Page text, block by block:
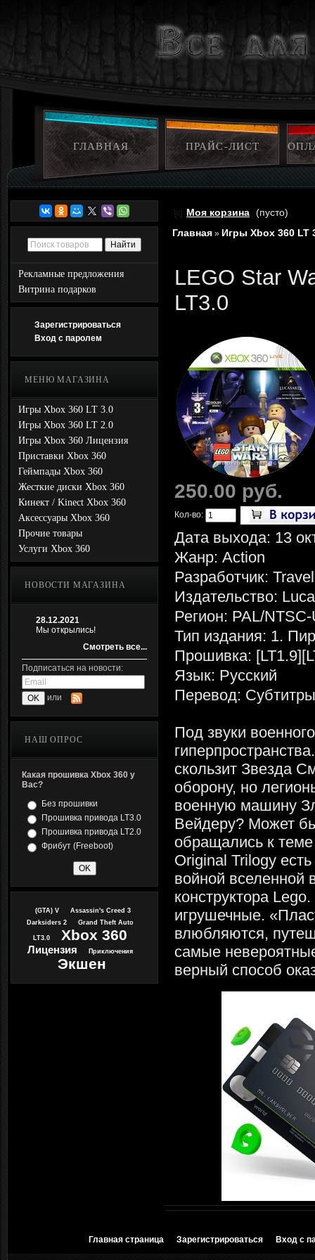
ГЛАВНАЯ ПРАЙС-ЛИСТ
Рекламные предложения
Витрина подарков
Зарегистрироваться
Вход с паролем
МЕНЮ МАГАЗИНА
Игры Xbox 360 LT 3.0
Игры Xbox 360 LT 2.0
Игры Xbox 360 Лицензия
Приставки Xbox 360
Геймпады Xbox 360
Жесткие диски Xbox 360
Кинект / Kinect Xbox 360
Аксессуары Xbox 360
Прочие товары
Услуги Xbox 360
НОВОСТИ МАГАЗИНА
28.12.2021
Мы открылись!
Смотреть все...
Подписаться на новости:
или
НАШ ОПРОС
Какая прошивка Xbox 360 у
Вас?
Без прошивки
Прошивка привода LT3.0
Прошивка привода LT2.0
Фрибут (Freeboot)
(GTA) V
Assassin's Creed 3
Darksiders 2
Grand Theft Auto
LT3.0 Xbox 360
Лицензия Приключения
Экшен
Моя корзина (пусто)
Главная » Игры Xbox 360 LT
LEGO Star
LT3.0
250.00 руб.
Кол-во:
Дата выхода: 13
Жанр: Action
Разработчик:
Издательство:
Регион: PAL/NTSC-
Тип издания: 1.
Прошивка:
Язык: Русский
Перевод: Субтитры
Под звуки
скользит Звезда
оборону, но
военную машину
Вейдеру? Может
обращались к
Original Trilogy
войной вселенной
конструктора
игрушечные.
влюбляются,
самые
верный способ
Главная страница Зарегистрироваться Вход с